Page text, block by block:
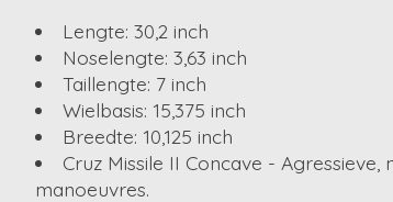
Lengte: 30,2 inch
Noselengte: 3,63 inch
Taillengte: 7 inch
Wielbasis: 15,375 inch
Breedte: 10,125 inch
Cruz Missile II Concave -
manoeuvres.